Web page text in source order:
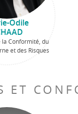
Odile
Conformité, du
et des Risques
ET